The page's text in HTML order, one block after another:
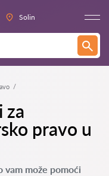
Solin
za
pravo u
vam može pomoći